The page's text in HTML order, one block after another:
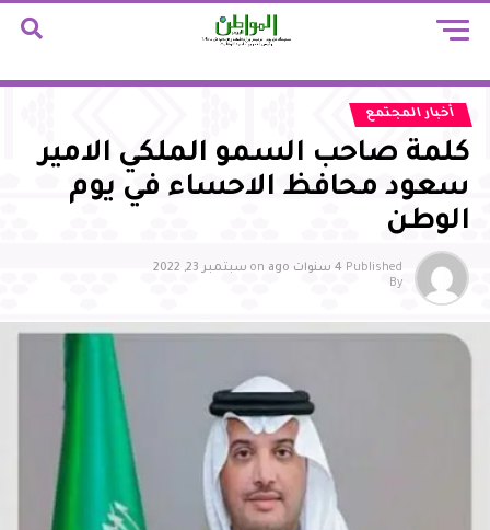
أخبار المجتمع
كلمة صاحب السمو الملكي الامير
سعود محافظ الاحساء في يوم
الوطن
Published 4 سنوات ago on سبتمبر 23, 2022
By